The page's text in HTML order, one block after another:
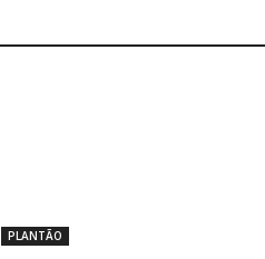
PLANTÃO